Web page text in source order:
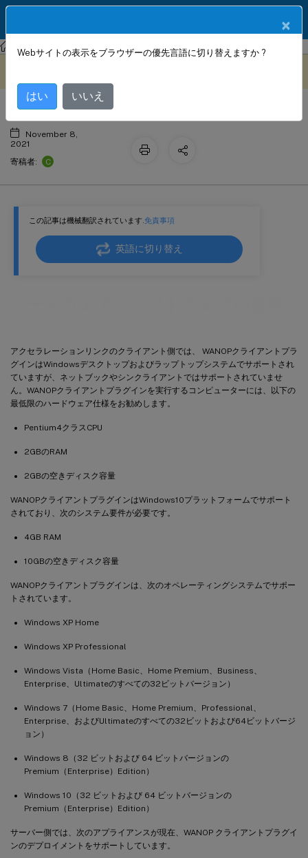
Citrix SD-WAN Citrix SD-WAN 11.3
この記事は機械翻訳されています.免責事項
英語に切り替え
アクセラレーションリンクのクライアント側では、 WANOPクライアントプラ
グインはWindowsデスクトップおよびラップトップシステムでサポートされ
ていますが、ネットブックやシンクライアントではサポートされていませ
ん。WANOPクライアントプラグインを実行するコンピューターには、以下の
最低限のハードウェア仕様をお勧めします。
Pentium4クラスCPU
2GBのRAM
2GBの空きディスク容量
WANOPクライアントプラグインはWindows10プラットフォームでサポート
されており、次のシステム要件が必要です。
4GB RAM
10GBの空きディスク容量
WANOPクライアントプラグインは、次のオペレーティングシステムでサポー
トされています。
Windows XP Home
Windows XP Professional
Windows Vista（Home Basic、Home Premium、Business、
Enterprise、Ultimateのすべての32ビットバージョン）
Windows 7（Home Basic、Home Premium、Professional、
Enterprise、およびUltimateのすべての32ビットおよび64ビットバージ
ョン）
Windows 8（32 ビットおよび 64 ビットバージョンの
Premium（Enterprise）Edition）
Windows 10（32 ビットおよび 64 ビットバージョンの
Premium（Enterprise）Edition）
サーバー側では、次のアプライアンスが現在、WANOP クライアントプラグイ
ンのデプロイメントをサポートしています。
ハードウェアとソフトウェアの要件
November 8,
2021
寄稿者:
C
×
Webサイトの表示をブラウザーの優先言語に切り替えますか ?
はい いいえ